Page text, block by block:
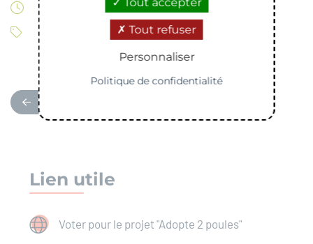
Modifiée le 20/06/2023
Nos actus
Lien utile
Voter pour le projet "Adopte 2 poules"
Tout refuser
Personnaliser
Politique de confidentialité